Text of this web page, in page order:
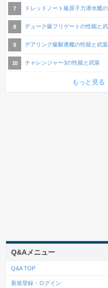
ドレッドノート級原子力潜水艦
デューク級フリゲートの性能と
デアリング級駆逐艦の性能と武装
チャレンジャー3の性能と武装
もっと見る
Q&Aメニュー
Q&A TOP
新規登録・ログイン